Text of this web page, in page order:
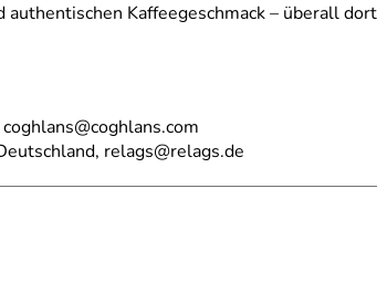
Kaffeegeschmack – überall
relags@relags.de